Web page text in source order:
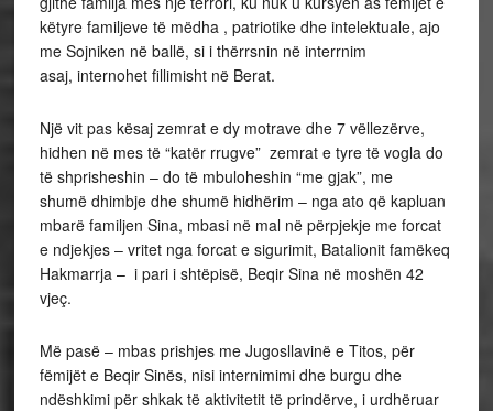
këtyre familjeve të mëdha , patriotike dhe intelektuale, ajo
me Sojniken në ballë, si i thërrsnin në interrnim
asaj, internohet fillimisht në Berat.
Një vit pas kësaj zemrat e dy motrave dhe 7 vëllezërve,
hidhen në mes të “katër rrugve” zemrat e tyre të vogla do
të shprisheshin – do të mbuloheshin “me gjak”, me
shumë dhimbje dhe shumë hidhërim – nga ato që kapluan
mbarë familjen Sina, mbasi në mal në përpjekje me forcat
e ndjekjes – vritet nga forcat e sigurimit, Batalionit famëkeq
Hakmarrja – i pari i shtëpisë, Beqir Sina në moshën 42
vjeç.
Më pasë – mbas prishjes me Jugosllavinë e Titos, për
fëmijët e Beqir Sinës, nisi internimimi dhe burgu dhe
ndëshkimi për shkak të aktivitetit të prindërve, i urdhëruar